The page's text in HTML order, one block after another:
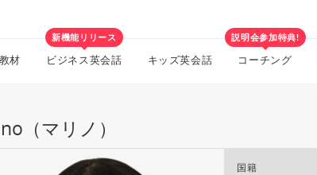
材
新機能リリース
ビジネス英会話 キッズ英会話
説明会参加特典!
コーチング
（マリノ）
国籍